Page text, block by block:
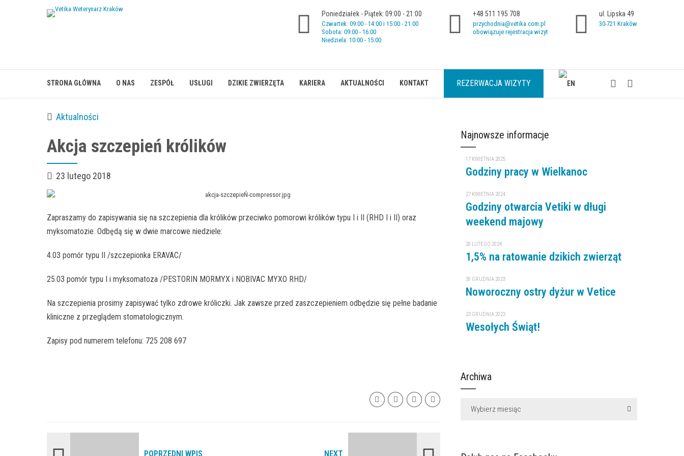
Poniedziałek - Piątek: 09:00 - 21:00
Czwartek: 09:00 - 14:00 i 15:00 - 21:00
Sobota: 09:00 - 16:00
Niedziela: 10:00 - 15:00
+48 511 195 708
przychodnia@vetika.com.pl
obowiązuje rejestracja wizyt
ul. Lipska 49
30-721 Kraków
STRONA GŁÓWNA O NAS ZESPÓŁ USŁUGI DZIKIE ZWIERZĘTA KARIERA AKTUALNOŚCI KONTAKT REZERWACJA WIZYTY
Aktualności
Akcja szczepień królików
23 lutego 2018
Zapraszamy do zapisywania się na szczepienia dla królików przeciwko pomorowi królików typu I i II (RHD I i II) oraz
myksomatozie. Odbędą się w dwie marcowe niedziele:
4.03 pomór typu II /szczepionka ERAVAC/
25.03 pomór typu I i myksomatoza /PESTORIN MORMYX i NOBIVAC MYXO RHD/
Na szczepienia prosimy zapisywać tylko zdrowe króliczki. Jak zawsze przed zaszczepieniem odbędzie się pełne badanie
kliniczne z przeglądem stomatologicznym.
Zapisy pod numerem telefonu: 725 208 697
POPRZEDNI WPIS NEXT
Najnowsze informacje
17 KWIETNIA 2025
Godziny pracy w Wielkanoc
27 KWIETNIA 2024
Godziny otwarcia Vetiki w długi
weekend majowy
20 LUTEGO 2024
1,5% na ratowanie dzikich zwierząt
30 GRUDNIA 2023
Noworoczny ostry dyżur w Vetice
23 GRUDNIA 2023
Wesołych Świąt!
Archiwa
Wybierz miesiąc